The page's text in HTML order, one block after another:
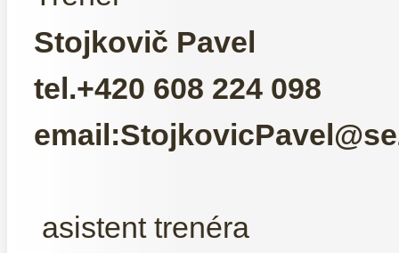
Stojkovič Pavel
tel.+420 608 224 098
email:
asistent trenéra